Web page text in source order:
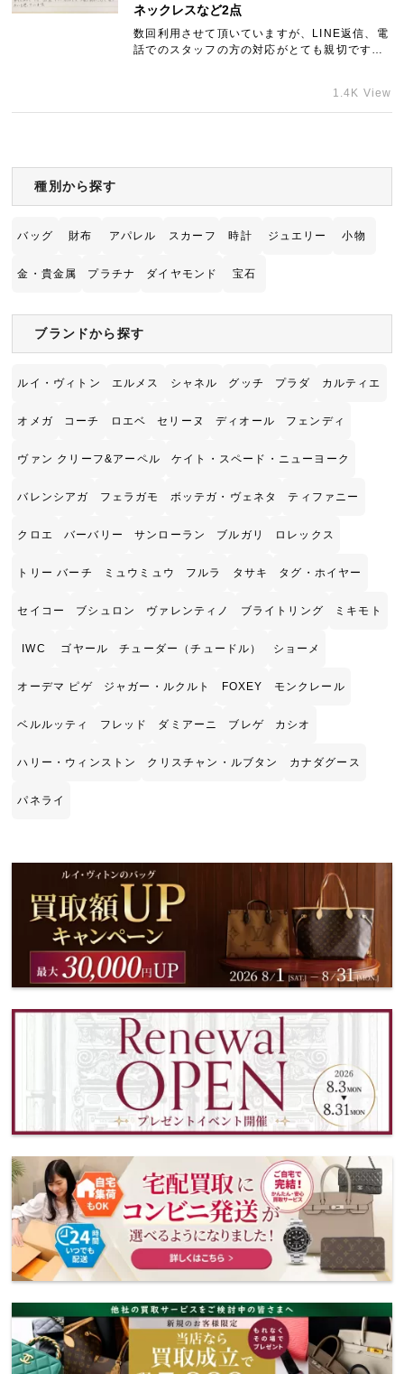
種別から探す
バッグ 財布 アパレル スカーフ 時計 ジュエリー 小物
金・貴金属 プラチナ ダイヤモンド 宝石
ブランドから探す
ルイ・ヴィトン エルメス シャネル グッチ プラダ カルティエ
オメガ コーチ ロエベ セリーヌ ディオール フェンディ
ヴァン クリーフ&アーペル ケイト・スペード・ニューヨーク
バレンシアガ フェラガモ ボッテガ・ヴェネタ ティファニー
クロエ バーバリー サンローラン ブルガリ ロレックス
トリー バーチ ミュウミュウ フルラ タサキ タグ・ホイヤー
セイコー ブシュロン ヴァレンティノ ブライトリング ミキモト
IWC ゴヤール チューダー（チュードル） ショーメ
オーデマ ピゲ ジャガー・ルクルト FOXEY モンクレール
ベルルッティ フレッド ダミアーニ ブレゲ カシオ
ハリー・ウィンストン クリスチャン・ルブタン カナダグース
パネライ
ネックレスなど2点
数回利用させて頂いていますが、LINE返信、電
話でのスタッフの方の対応がとても親切です。
も利用させて頂きたいと思っています。1.4K View